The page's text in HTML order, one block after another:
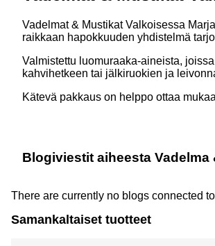
Vadelmat & Mustikat Valkoisessa
raikkaan hapokkuuden yhdistelmä
Valmistettu luomuraaka-aineista,
kahvihetkeen tai jälkiruokien ja
Kätevä pakkaus on helppo ottaa
Blogiviestit aiheesta
There are currently no blogs connected
Samankaltaiset tuotteet